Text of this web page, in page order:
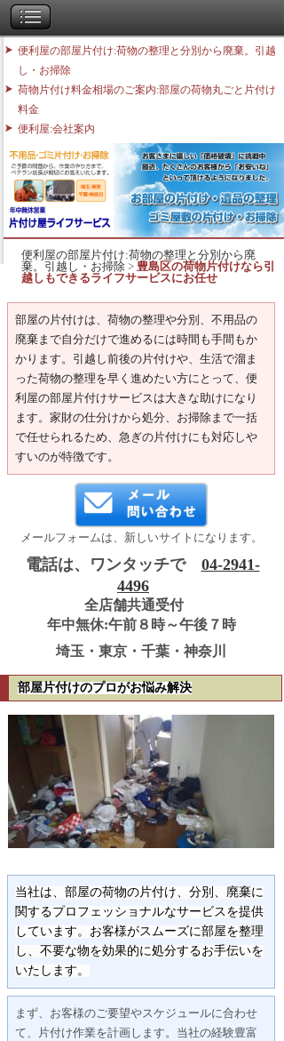
便利屋の部屋片付け:荷物の整理と分別から廃棄。引越
し・お掃除
荷物片付け料金相場のご案内:部屋の荷物丸ごと片付け
料金
便利屋:会社案内
便利屋の部屋片付け:荷物の整理と分別から廃
棄。引越し・お掃除 > 豊島区の荷物片付けなら引
越しもできるライフサービスにお任せ
部屋の片付けは、荷物の整理や分別、不用品の
廃棄まで自分だけで進めるには時間も手間もか
かります。引越し前後の片付けや、生活で溜ま
った荷物の整理を早く進めたい方にとって、便
利屋の部屋片付けサービスは大きな助けになり
ます。家財の仕分けから処分、お掃除まで一括
で任せられるため、急ぎの片付けにも対応しや
すいのが特徴です。
メールフォームは、新しいサイトになります。
電話は、ワンタッチで 04-2941-
4496
全店舗共通受付
年中無休:午前８時～午後７時
埼玉・東京・千葉・神奈川
部屋片付けのプロがお悩み解決
当社は、部屋の荷物の片付け、分別、廃棄に
関するプロフェッショナルなサービスを提供
しています。お客様がスムーズに部屋を整理
し、不要な物を効果的に処分するお手伝いを
いたします。
まず、お客様のご要望やスケジュールに合わせ
て、片付け作業を計画します。当社の経験豊富